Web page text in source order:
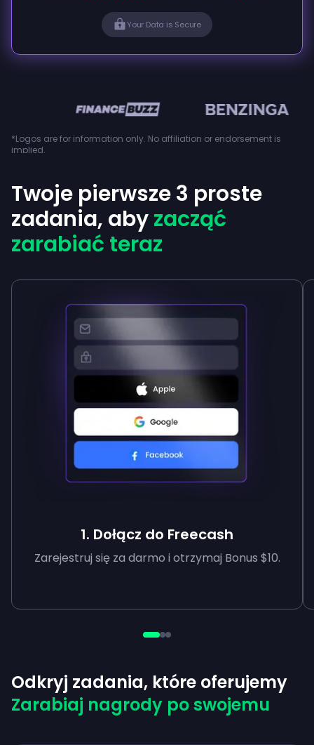
Your Data is Secure
*Logos are for information only. No affiliation or endorsement is
implied.
Twoje pierwsze 3 proste
zadania, abyzacząć
zarabiać teraz
1. Dołącz do Freecash
Zarejestruj się za darmo i otrzymaj Bonus $10.
Odkryj zadania, które oferujemy
Zarabiaj nagrody po swojemu